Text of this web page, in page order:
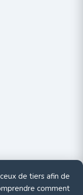
de tiers afin de
comment